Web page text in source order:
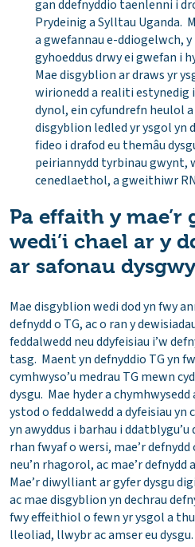
gan ddefnyddio taenlenni i
Prydeinig a Sylltau Uganda.
a gwefannau e-ddiogelwch, y
gyhoeddus drwy ei gwefan i
Mae disgyblion ar draws yr
wirionedd a realiti estynedig
dynol, ein cyfundrefn heulol
disgyblion ledled yr ysgol yn
fideo i drafod eu themâu
peiriannydd tyrbinau gwynt,
cenedlaethol, a gweithiwr
Pa effaith y
wedi’i chael ar y
ar safonau
Mae disgyblion wedi dod yn fwy
defnydd o TG, ac o ran y
feddalwedd neu ddyfeisiau i’w
tasg. Maent yn defnyddio TG yn
cymhwyso’u medrau TG mewn
dysgu. Mae hyder a
ystod o feddalwedd a dyfeisiau yn
yn awyddus i barhau i
rhan fwyaf o wersi, mae’r defnydd
neu’n rhagorol, ac mae’r
Mae’r diwylliant ar gyfer dysgu
ac mae disgyblion yn dechrau
fwy effeithiol o fewn yr ysgol a
lleoliad, llwybr ac amser eu dysgu.